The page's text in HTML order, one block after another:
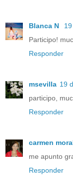
Blanca N
Participo!
Responder
msevilla 19
participo,
Responder
carmen
me apunto
Responder